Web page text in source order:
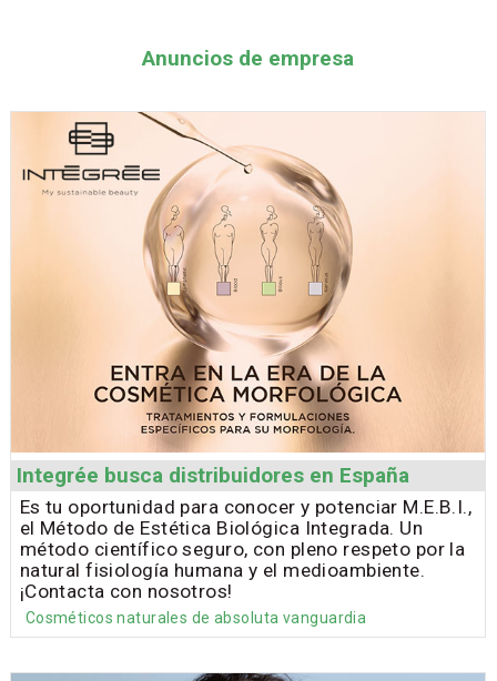
Anuncios de empresa
Integrée busca distribuidores en España
Es tu oportunidad para conocer y potenciar M.E.B.I.,
el Método de Estética Biológica Integrada. Un
método científico seguro, con pleno respeto por la
natural fisiología humana y el medioambiente.
¡Contacta con nosotros!
Cosméticos naturales de absoluta vanguardia